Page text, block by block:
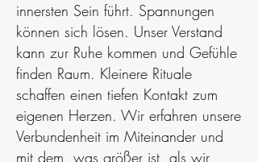
innersten Sein führt. Spannungen
können sich lösen. Unser Verstand
kann zur Ruhe kommen und Gefühle
finden Raum. Kleinere Rituale
schaffen einen tiefen Kontakt zum
eigenen Herzen. Wir erfahren unsere
Verbundenheit im Miteinander und
mit dem, was größer ist, als wir